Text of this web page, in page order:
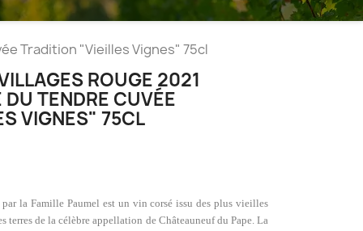
Tradition "Vieilles Vignes" 75cl
ROUGE 2021
TENDRE CUVÉE
VIGNES" 75CL
la Famille Paumel est un vin corsé issu des plus vieilles
terres de la célèbre appellation de Châteauneuf du Pape. La